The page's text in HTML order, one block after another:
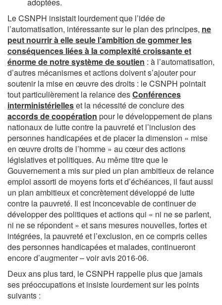
Le CSNPH insistait lourdement que l’idée de
l’automatisation, intéressante sur le plan des principes, ne
peut nourrir à elle seule l’ambition de gommer les
conséquences liées à la complexité croissante et
énorme de notre système de soutien : à l’automatisation,
d’autres mécanismes et actions doivent s’ajouter pour
soutenir la mise en œuvre des droits : le CSNPH pointait
tout particulièrement la relance desConférences
interministérielleset la nécessité de conclure des
accords de coopération pour le développement de plans
nationaux de lutte contre la pauvreté et l’inclusion des
personnes handicapées et de placer la dimension « mise
en œuvre droits de l’homme » au cœur des actions
législatives et politiques. Au même titre que le
Gouvernement a mis sur pied un plan ambitieux de relance
emploi assorti de moyens forts et d’échéances, il faut aussi
un plan ambitieux et concrètement développé de lutte
contre la pauvreté. Il est inconcevable de continuer de
développer des politiques et actions qui « ni ne se parlent,
ni ne se répondent » et sans mesures nouvelles, fortes et
intégrées, la pauvreté et l’exclusion, en ce compris celles
des personnes handicapées et malades, continueront
encore d’augmenter – voir avis 2016-06.
Deux ans plus tard, le CSNPH rappelle plus que jamais
ses préoccupations et insiste lourdement sur les points
suivants :